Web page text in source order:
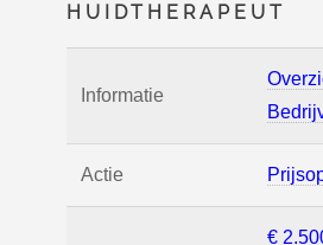
HUIDTHERAPEUT
Informatie
Actie
€